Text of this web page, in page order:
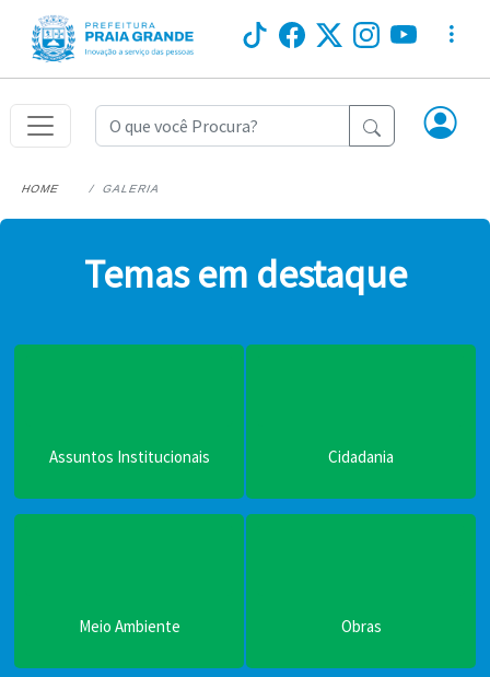
HOME GALERIA
Temas em destaque
Assuntos Institucionais Cidadania
Meio Ambiente Obras